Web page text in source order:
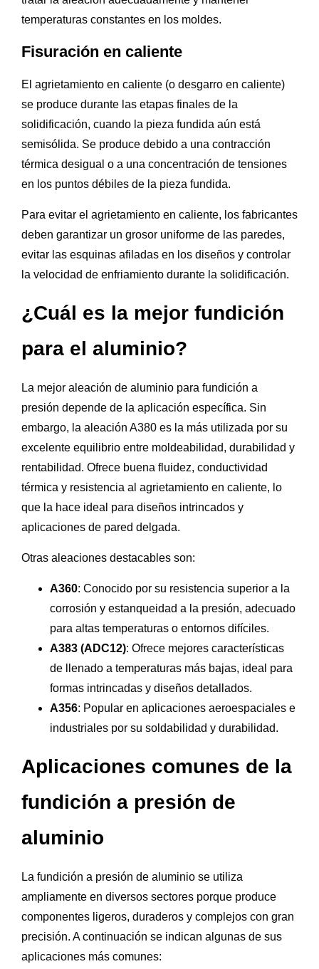
temperaturas constantes en los moldes.
Fisuración en caliente
El agrietamiento en caliente (o desgarro en caliente)
se produce durante las etapas finales de la
solidificación, cuando la pieza fundida aún está
semisólida. Se produce debido a una contracción
térmica desigual o a una concentración de tensiones
en los puntos débiles de la pieza fundida.
Para evitar el agrietamiento en caliente, los fabricantes
deben garantizar un grosor uniforme de las paredes,
evitar las esquinas afiladas en los diseños y controlar
la velocidad de enfriamiento durante la solidificación.
¿Cuál es la mejor fundición
para el aluminio?
La mejor aleación de aluminio para fundición a
presión depende de la aplicación específica. Sin
embargo, la aleación A380 es la más utilizada por su
excelente equilibrio entre moldeabilidad, durabilidad y
rentabilidad. Ofrece buena fluidez, conductividad
térmica y resistencia al agrietamiento en caliente, lo
que la hace ideal para diseños intrincados y
aplicaciones de pared delgada.
Otras aleaciones destacables son:
A360: Conocido por su resistencia superior a la
corrosión y estanqueidad a la presión, adecuado
para altas temperaturas o entornos difíciles.
A383 (ADC12): Ofrece mejores características
de llenado a temperaturas más bajas, ideal para
formas intrincadas y diseños detallados.
A356: Popular en aplicaciones aeroespaciales e
industriales por su soldabilidad y durabilidad.
Aplicaciones comunes de la
fundición a presión de
aluminio
La fundición a presión de aluminio se utiliza
ampliamente en diversos sectores porque produce
componentes ligeros, duraderos y complejos con gran
precisión. A continuación se indican algunas de sus
aplicaciones más comunes: